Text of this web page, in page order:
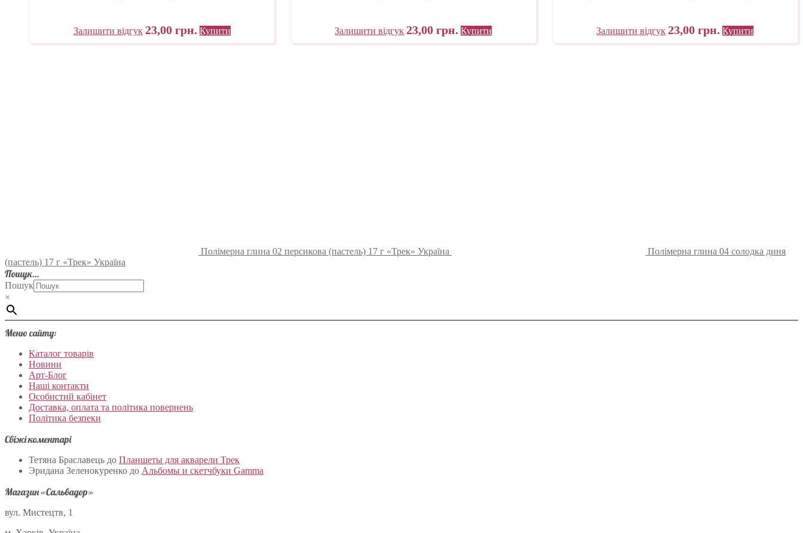
Залишити відгук 23,00 грн. Купити Залишити відгук 23,00грн. Купити Залишити відгук 23,00грн. Купити
Полімерна глина 02 персикова (пастель) 17 г «Трек» Україна
Полімерна глина 04 солодка диня
(пастель) 17 г «Трек» Україна
Пошук…
Пошук
×
Меню сайту:
Каталог товарів
Новини
Арт-Блог
Наші контакти
Особистий кабінет
Доставка, оплата та політика повернень
Політика безпеки
Свіжі коментарі
Тетяна Браславець до Планшеты для акварели Трек
Эридана Зеленокуренко до Альбомы и скетчбуки Gamma
Магазин «Сальвадор»
вул. Мистецтв, 1